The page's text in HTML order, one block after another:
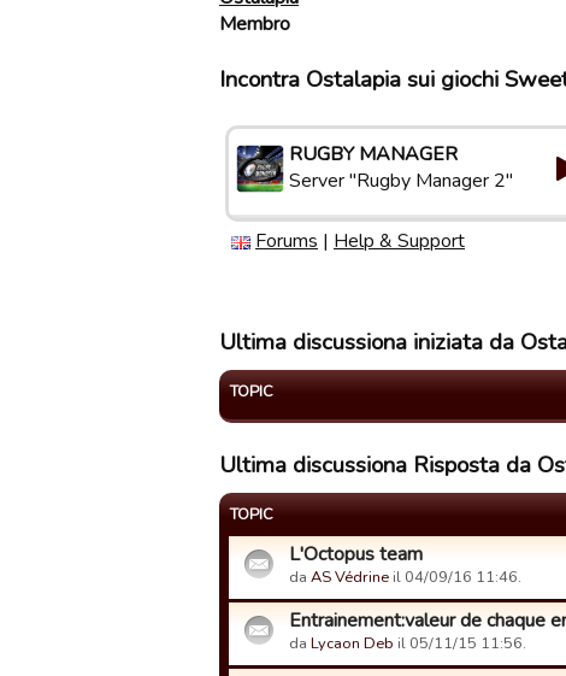
Membro
Incontra Ostalapia sui giochi
RUGBY MANAGER
Server "Rugby Manager 2"
Forums | Help & Support
Ultima discussiona iniziata da
TOPIC
Ultima discussiona Risposta da
TOPIC
L'Octopus team
da AS Védrine il 04/09/16 11:46.
Entrainement:valeur de chaque
da Lycaon Deb il 05/11/15 11:56.